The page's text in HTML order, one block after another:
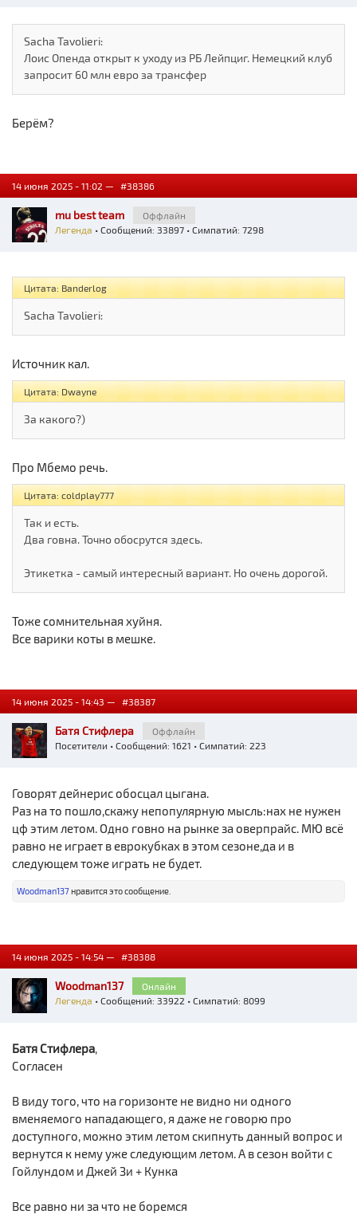
Sacha Tavolieri:
Лоис Опенда открыт к уходу из РБ Лейпциг. Немецкий клуб
запросит 60 млн евро за трансфер
Берём?
14 июня 2025 - 11:02 — #38386
mu best team
Оффлайн
Легенда • Сообщений: 33897 • Симпатий: 7298
Цитата: Banderlog
Sacha Tavolieri:
Источник кал.
Цитата: Dwayne
За какого?)
Про Мбемо речь.
Цитата: coldplay777
Так и есть.
Два говна. Точно обосрутся здесь.
Этикетка - самый интересный вариант. Но очень дорогой.
Тоже сомнительная хуйня.
Все варики коты в мешке.
14 июня 2025 - 14:43 — #38387
Батя Стифлера
Оффлайн
Посетители • Сообщений: 1621 • Симпатий: 223
Говорят дейнерис обосцал цыгана.
Раз на то пошло,скажу непопулярную мысль:нах не нужен
цф этим летом. Одно говно на рынке за оверпрайс. МЮ всё
равно не играет в еврокубках в этом сезоне,да и в
следующем тоже играть не будет.
Woodman137нравится это сообщение.
14 июня 2025 - 14:54 — #38388
Woodman137
Онлайн
Легенда • Сообщений: 33922 • Симпатий: 8099
Батя Стифлера,
Согласен
В виду того, что на горизонте не видно ни одного
вменяемого нападающего, я даже не говорю про
доступного, можно этим летом скипнуть данный вопрос и
вернутся к нему уже следующим летом. А в сезон войти с
Гойлундом и Джей Зи + Кунка
Все равно ни за что не боремся